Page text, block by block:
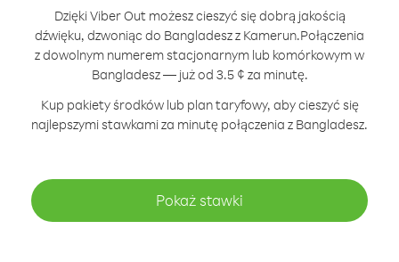
Dzięki Viber Out możesz cieszyć się dobrą jakością
dźwięku, dzwoniąc do Bangladesz z Kamerun.Połączenia
z dowolnym numerem stacjonarnym lub komórkowym w
Bangladesz — już od 3.5 ¢ za minutę.
Kup pakiety środków lub plan taryfowy, aby cieszyć się
najlepszymi stawkami za minutę połączenia z Bangladesz.
Pokaż stawki